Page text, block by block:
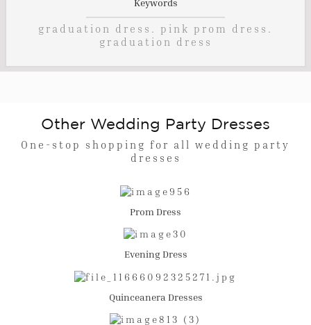
graduation dress. pink prom dress.
graduation dress
Other Wedding Party Dresses
One-stop shopping for all wedding party
dresses
Prom Dress
Evening Dress
Quinceanera Dresses